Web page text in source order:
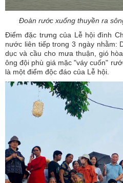
Đoàn rước xuống thuyền ra
Điểm đặc trưng của Lễ hội đình
nước liên tiếp trong 3 ngày nhằm:
dục và cầu cho mưa thuận, gió
ông đội phù giá mặc "váy cuốn"
là một điểm độc đáo của Lễ hội.